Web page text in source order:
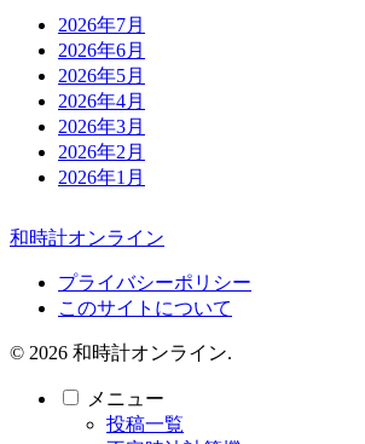
2026年7月
2026年6月
2026年5月
2026年4月
2026年3月
2026年2月
2026年1月
和時計オンライン
プライバシーポリシー
このサイトについて
© 2026 和時計オンライン.
メニュー
投稿一覧